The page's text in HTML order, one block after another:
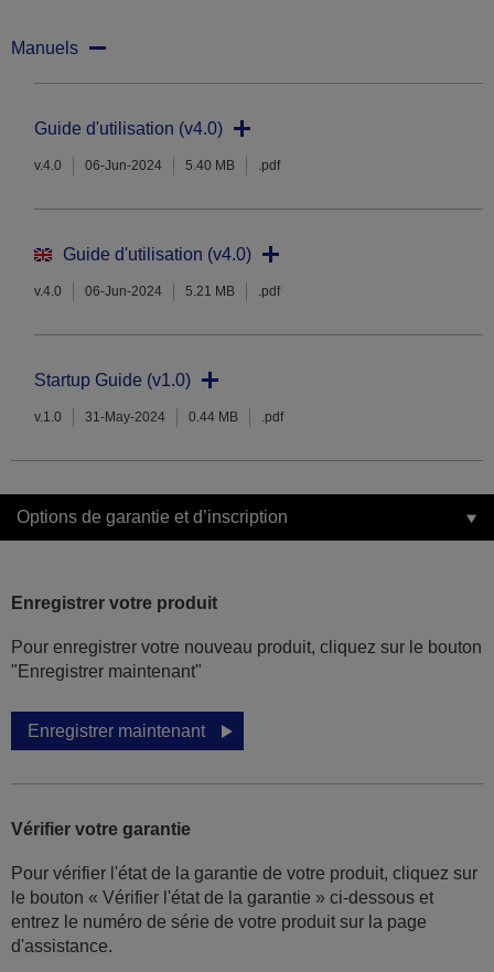
Manuels
Guide d'utilisation (v4.0)
v.4.0 06-Jun-2024 5.40 MB .pdf
Guide d'utilisation (v4.0)
v.4.0 06-Jun-2024 5.21 MB .pdf
Startup Guide (v1.0)
v.1.0 31-May-2024 0.44 MB .pdf
Options de garantie et d’inscription
Enregistrer votre produit
Pour enregistrer votre nouveau produit, cliquez sur le bouton
"Enregistrer maintenant"
Enregistrer maintenant
Vérifier votre garantie
Pour vérifier l'état de la garantie de votre produit, cliquez sur
le bouton « Vérifier l'état de la garantie » ci-dessous et
entrez le numéro de série de votre produit sur la page
d'assistance.